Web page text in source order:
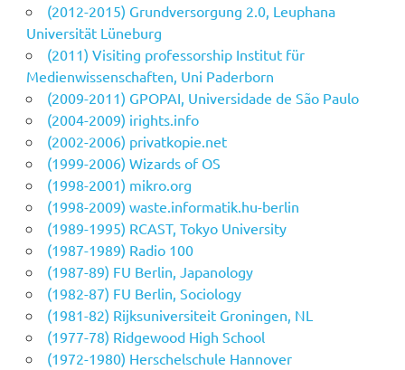
(2012-2015) Grundversorgung 2.0, Leuphana
Universität Lüneburg
(2011) Visiting professorship Institut für
Medienwissenschaften, Uni Paderborn
(2009-2011) GPOPAI, Universidade de São Paulo
(2004-2009) irights.info
(2002-2006) privatkopie.net
(1999-2006) Wizards of OS
(1998-2001) mikro.org
(1998-2009) waste.informatik.hu-berlin
(1989-1995) RCAST, Tokyo University
(1987-1989) Radio 100
(1987-89) FU Berlin, Japanology
(1982-87) FU Berlin, Sociology
(1981-82) Rijksuniversiteit Groningen, NL
(1977-78) Ridgewood High School
(1972-1980) Herschelschule Hannover